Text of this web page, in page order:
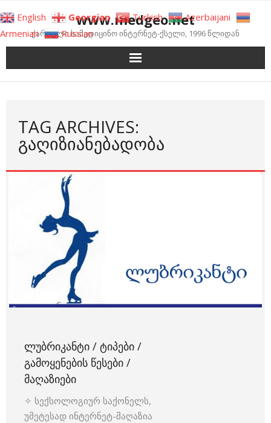
to
content
www.medgeo.net
ქართული სამედიცინო ინტერნეტ-ქსელი, 1996 წლიდან
TAG ARCHIVES:
ᲒᲐᲦᲘᲖᲘᲐᲜᲔᲑᲐᲓᲝᲑᲐ
ᲚᲣᲑᲠᲘᲙᲐᲜᲢᲘ / ᲢᲘᲞᲔᲑᲘ /
ᲒᲐᲛᲝᲧᲔᲜᲔᲑᲘᲡ ᲬᲔᲡᲔᲑᲘ /
ᲛᲐᲦᲐᲖᲘᲔᲑᲘ
✧ სექსოლოგიურ საქონელს,
უმეტესად ინტერნეტ-მაღაზია
English Georgian Turkish
Azerbaijani
Armenian
Russian